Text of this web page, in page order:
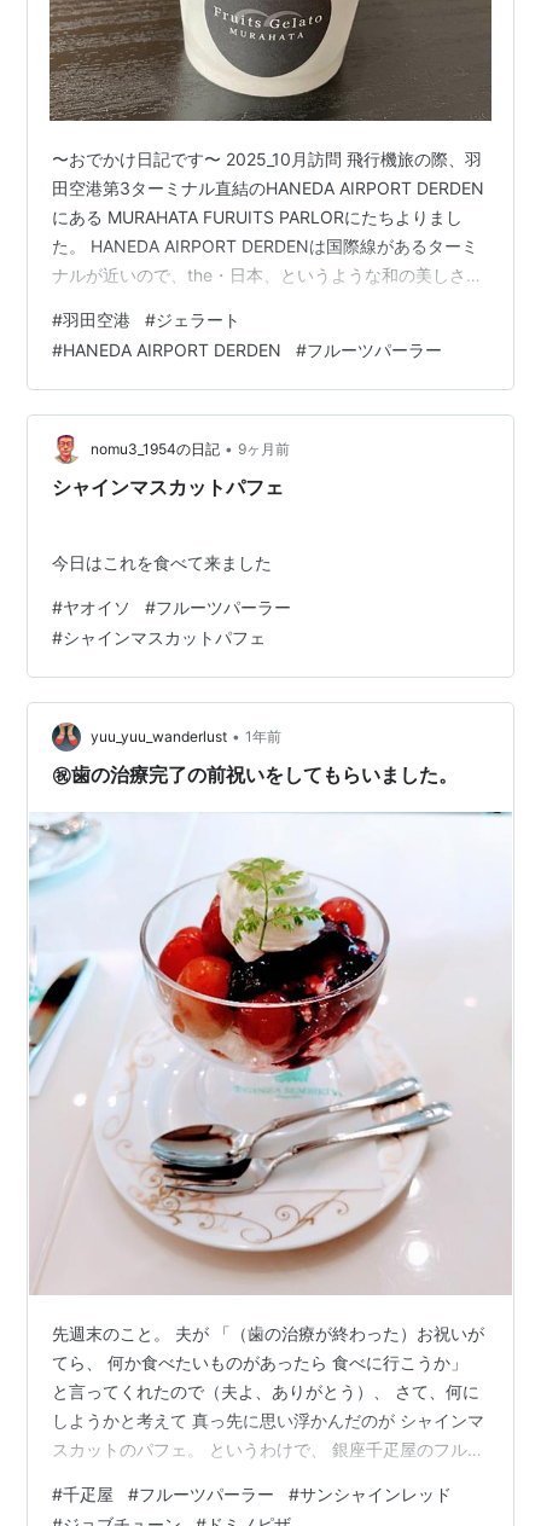
〜おでかけ日記です〜 2025_10月訪問 飛行機旅の際、羽
田空港第3ターミナル直結のHANEDA AIRPORT DERDEN
にある MURAHATA FURUITS PARLORにたちよりまし
た。 HANEDA AIRPORT DERDENは国際線があるターミ
ナルが近いので、the・日本、というような和の美しさを
抹茶系のドリンクを扱うお店など。タリーズもありまし
たよ。 そんなお店の並ぶ中にこちらのフルーツパーラー
もありました。フルーツやフルーツを使ったジェラート
やゼリーなどがあり、イートインスペースもあります。
カラフルに並ぶジェラートに…
#羽田空港 #ジェラート
#HANEDA AIRPORT DERDEN #フルーツパーラー
nomu3_1954の日記 • 9ヶ月前
シャインマスカットパフェ
今日はこれを食べて来ました
#ヤオイソ #フルーツパーラー
#シャインマスカットパフェ
yuu_yuu_wanderlust • 1年前
㊗️歯の治療完了の前祝いをしてもらいました。
先週末のこと。 夫が 「（歯の治療が終わった）お祝いが
てら、 何か食べたいものがあったら 食べに行こうか」
と言ってくれたので（夫よ、ありがとう）、 さて、何に
しようかと考えて 真っ先に思い浮かんだのが シャインマ
スカットのパフェ。 というわけで、 銀座千疋屋のフルー
前にお蕎麦屋さんで昼食をとり、 （パフェを食べるので
#千疋屋 #フルーツパーラー #サンシャインレッド